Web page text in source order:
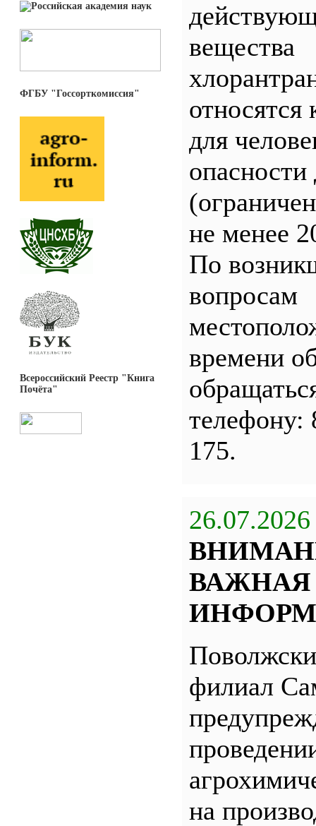
ФГБУ "Госсорткомиссия"
Всероссийский Реестр "Книга
Почёта"
вещества
относятся
для
опасности
не менее
По
вопросам
времени
телефону:
175.
26.07.2026
ВАЖНАЯ
филиал
на